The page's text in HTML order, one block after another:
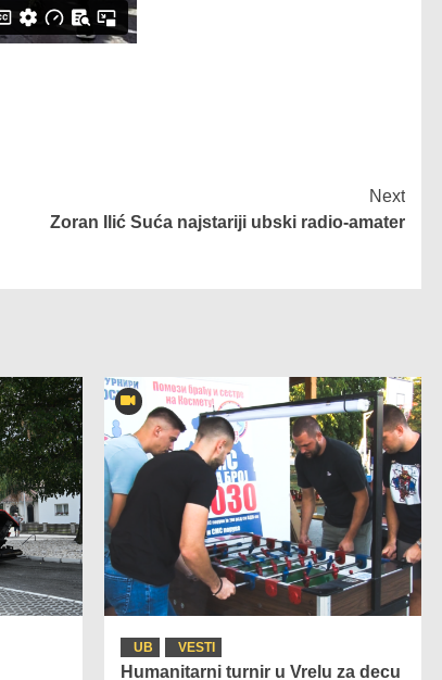
Next
Zoran Ilić Suća najstariji ubski radio-amater
UB VESTI
Humanitarni turnir u Vrelu za decu